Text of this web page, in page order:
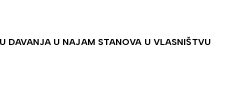
DAVANJA U NAJAM STANOVA U VLASNIŠTVU